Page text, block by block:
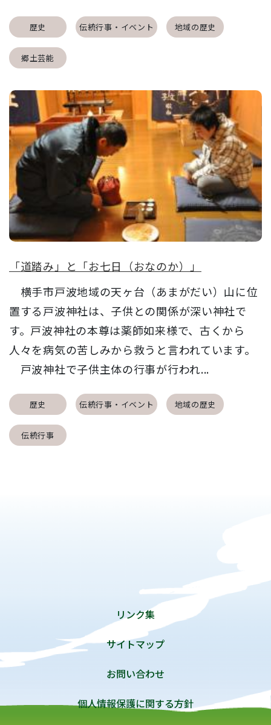
歴史 伝統行事・イベント 地域の歴史
郷土芸能
「道踏み」と「お七日（おなのか）」
横手市戸波地域の天ヶ台（あまがだい）山に位
置する戸波神社は、子供との関係が深い神社で
す。戸波神社の本尊は薬師如来様で、古くから
人々を病気の苦しみから救うと言われています。
戸波神社で子供主体の行事が行われ...
歴史 伝統行事・イベント 地域の歴史
伝統行事
リンク集
サイトマップ
お問い合わせ
個人情報保護に関する方針